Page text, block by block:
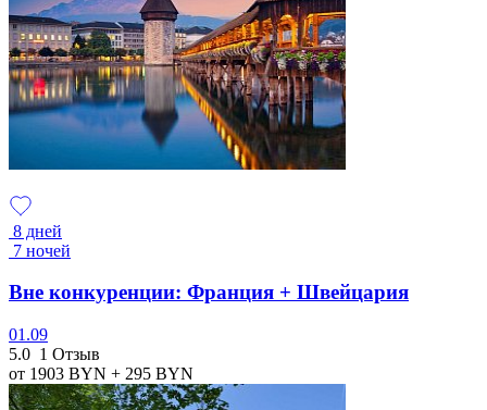
8 дней
7 ночей
Вне конкуренции: Франция + Швейцария
01.09
5.0 1 Отзыв
от 1903 BYN + 295 BYN